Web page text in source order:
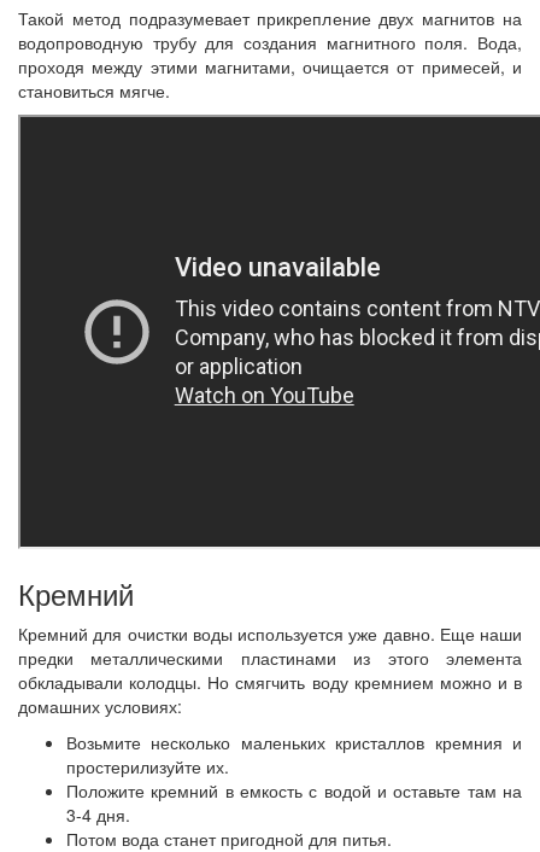
Такой метод подразумевает прикрепление двух магнитов на
водопроводную трубу для создания магнитного поля. Вода,
проходя между этими магнитами, очищается от примесей, и
становиться мягче.
Кремний
Кремний для очистки воды используется уже давно. Еще наши
предки металлическими пластинами из этого элемента
обкладывали колодцы. Но смягчить воду кремнием можно и в
домашних условиях:
Возьмите несколько маленьких кристаллов кремния и
простерилизуйте их.
Положите кремний в емкость с водой и оставьте там на
3-4 дня.
Потом вода станет пригодной для питья.